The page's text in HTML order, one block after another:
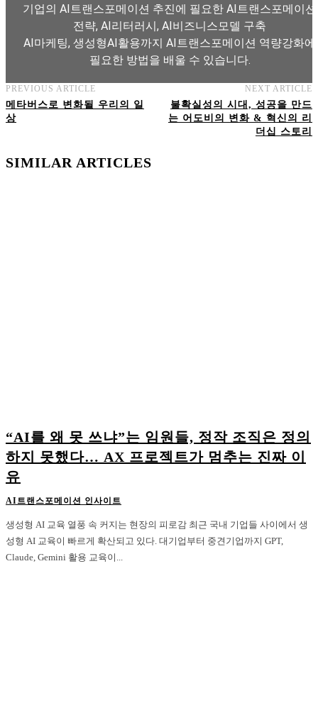
기업의 AI트랜스포메이션 추진에 필요한 AI트랜스포메이션
전략, AI리터러시, AI비즈니스모델 구축
AI마케팅, 생성형AI활용까지 AI트랜스포메이션 역량강화에
필요한 방법을 배울 수 있습니다.
AI트랜스포메이션 아카데미 교육과정 보기
PREVIOUS ARTICLE
메타버스로 변화될 우리의 일
상
NEXT ARTICLE
불확실성의 시대, 성공을 만드
는 어도비의 변화 & 혁신의 리
더십 스토리
SIMILAR ARTICLES
“AI를 왜 못 쓰냐”는 임원들, 정작 조직은 정의
하지 못했다… AX 프로젝트가 멈추는 진짜 이
유
AI트랜스포메이션 인사이트
생성형 AI 교육 열풍 속 커지는 현장의 피로감 최근 국내 기업들 사이에서 생
성형 AI 교육이 빠르게 확산되고 있다. 대기업부터 중견기업까지 GPT,
Claude, Gemini 활용 교육이...